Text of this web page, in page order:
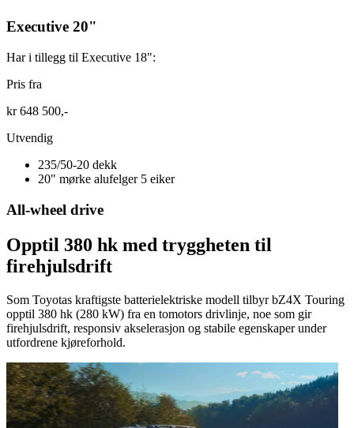
Executive 20"
Har i tillegg til Executive 18":
Pris fra
kr 648 500,-
Utvendig
235/50-20 dekk
20" mørke alufelger 5 eiker
All-wheel drive
Opptil 380 hk med tryggheten til
firehjulsdrift
Som Toyotas kraftigste batterielektriske modell tilbyr bZ4X Touring
opptil 380 hk (280 kW) fra en tomotors drivlinje, noe som gir
firehjulsdrift, responsiv akselerasjon og stabile egenskaper under
utfordrene kjøreforhold.